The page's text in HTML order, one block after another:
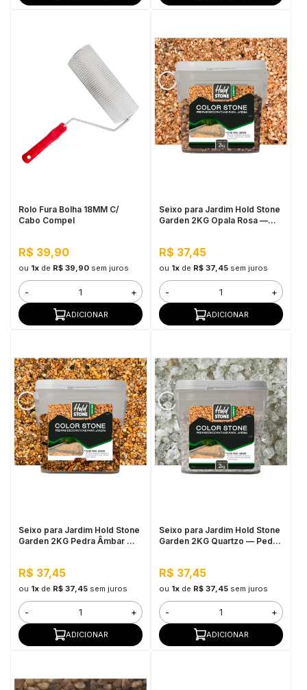
Rolo Fura Bolha 18MM C/
Cabo Compel
R$ 39,90
ou 1xde R$ 39,90 sem juros
- +
ADICIONAR
Seixo para Jardim Hold Stone
Garden 2KG Opala Rosa —
Decoração de Jardim
R$ 37,45
ou 1xde R$ 37,45 sem juros
- +
ADICIONAR
Seixo para Jardim Hold Stone
Garden 2KG Pedra Âmbar —
de Paisagismo
R$ 37,45
ou 1xde R$ 37,45 sem juros
- +
ADICIONAR
Seixo para Jardim Hold Stone
Garden 2KG Quartzo — Pedra
Externas
R$ 37,45
ou 1xde R$ 37,45 sem juros
- +
ADICIONAR